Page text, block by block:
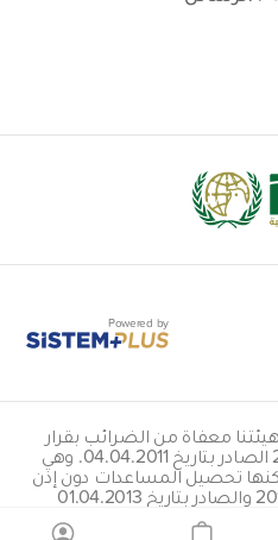
Powered by
هيئتنا معفاة من الضرائب بقرار
مجلس الوزراء رقم 2011/1799 الصادر بتاريخ 04.04.2011. وهي
تحصيل المساعدات دون إذن